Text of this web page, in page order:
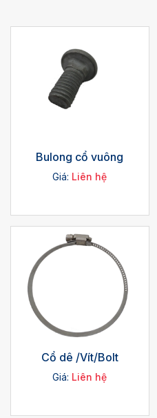
Bulong cổ vuông
Giá: Liên hệ
Cổ dê /Vít/Bolt
Giá: Liên hệ